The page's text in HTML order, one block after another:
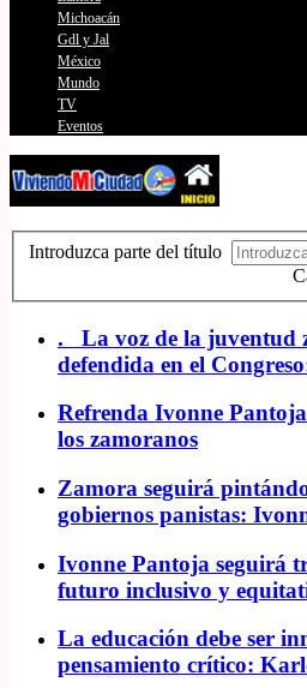
Michoacán
Gdl y Jal
México
Mundo
TV
Eventos
Introduzca parte del título
. La voz de la juventud
defendida en el
Refrenda Ivonne
los zamoranos
Zamora seguirá
gobiernos panistas:
Ivonne Pantoja seguirá
futuro inclusivo y
La educación debe ser
pensamiento crítico: